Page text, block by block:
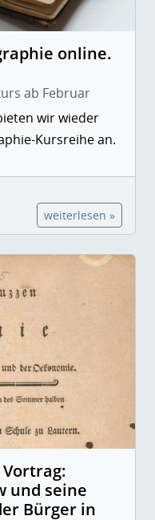
online.
ab Februar
wir wieder
Kursreihe an.
weiterlesen »
Vortrag:
und seine
Bürger in